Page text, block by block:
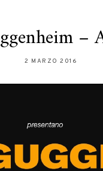
2 MARZO 2016